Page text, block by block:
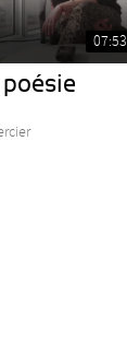
07:53